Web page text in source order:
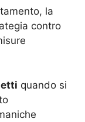
la
contro
quando si